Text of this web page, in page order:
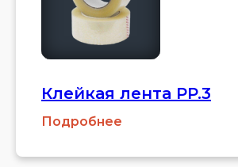
Клейкая лента PP.3
Подробнее